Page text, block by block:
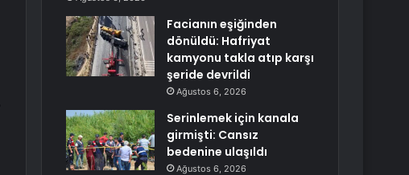
Facianın eşiğinden
dönüldü: Hafriyat
kamyonu takla atıp karşı
şeride devrildi
Ağustos 6, 2026
Serinlemek için kanala
girmişti: Cansız
bedenine ulaşıldı
Ağustos 6, 2026